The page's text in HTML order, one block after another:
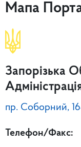
Мапа
Запорізька
пр. Соборний,
Телефон/Факс: